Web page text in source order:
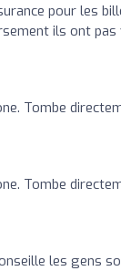
pour les
ils ont pas
Tombe
Tombe
les gens